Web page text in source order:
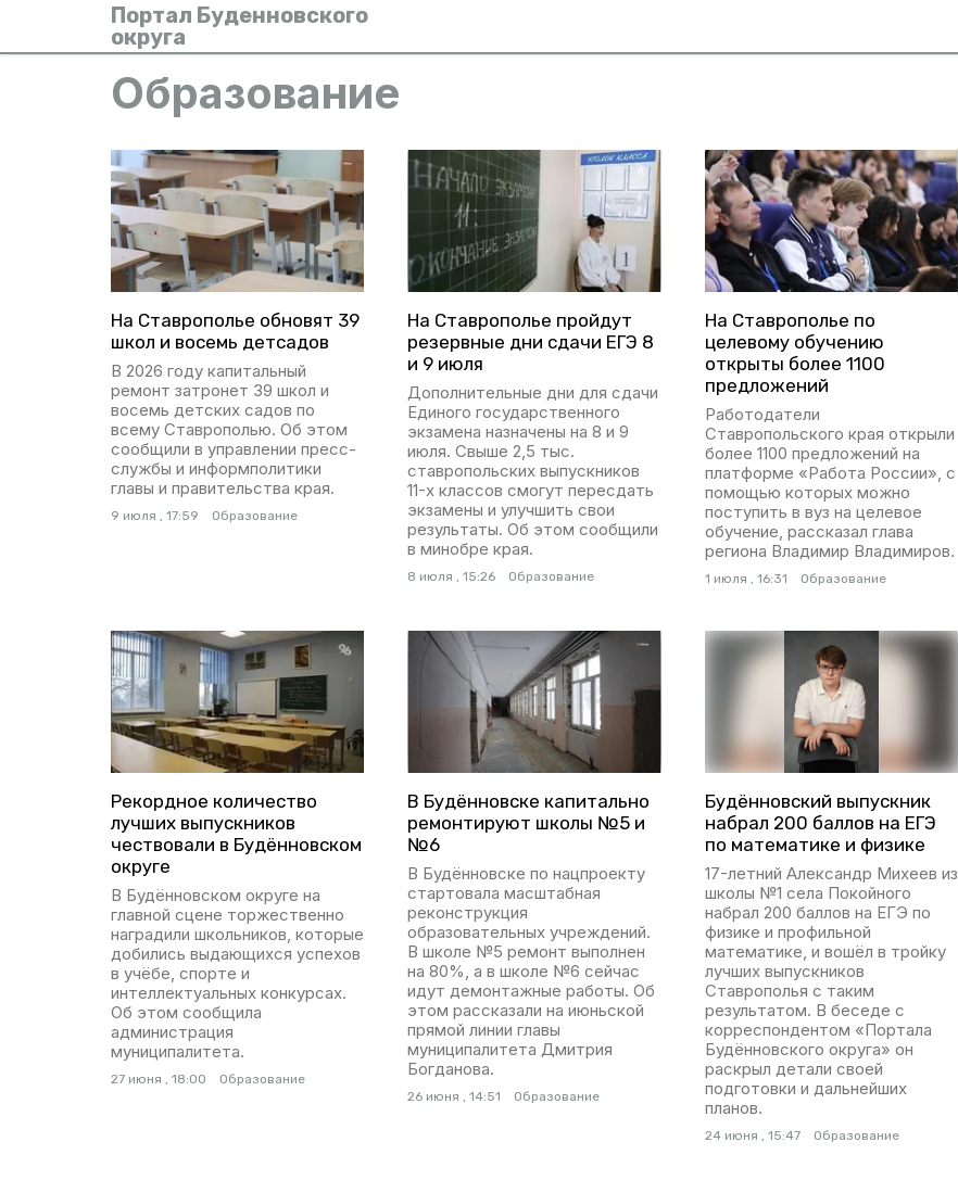
Портал Буденновского
округа
Образование
На Ставрополье обновят 39
школ и восемь детсадов
В 2026 году капитальный
ремонт затронет 39 школ и
восемь детских садов по
всему Ставрополью. Об этом
сообщили в управлении пресс-
службы и информполитики
главы и правительства края.
9 июля , 17:59 Образование
На Ставрополье пройдут
резервные дни сдачи ЕГЭ 8
и 9 июля
Дополнительные дни для сдачи
Единого государственного
экзамена назначены на 8 и 9
июля. Свыше 2,5 тыс.
ставропольских выпускников
11-х классов смогут пересдать
экзамены и улучшить свои
результаты. Об этом сообщили
в минобре края.
8 июля , 15:26 Образование
На Ставрополье по
целевому обучению
открыты более 1100
предложений
Работодатели
Ставропольского края открыли
более 1100 предложений на
платформе «Работа России», с
помощью которых можно
поступить в вуз на целевое
обучение, рассказал глава
региона Владимир Владимиров.
1 июля , 16:31 Образование
Рекордное количество
лучших выпускников
чествовали в Будённовском
округе
В Будённовском округе на
главной сцене торжественно
наградили школьников, которые
добились выдающихся успехов
в учёбе, спорте и
интеллектуальных конкурсах.
Об этом сообщила
администрация
муниципалитета.
27 июня , 18:00 Образование
В Будённовске капитально
ремонтируют школы №5 и
№6
В Будённовске по нацпроекту
стартовала масштабная
реконструкция
образовательных учреждений.
В школе №5 ремонт выполнен
на 80%, а в школе №6 сейчас
идут демонтажные работы. Об
этом рассказали на июньской
прямой линии главы
муниципалитета Дмитрия
Богданова.
26 июня , 14:51 Образование
Будённовский выпускник
набрал 200 баллов на ЕГЭ
по математике и физике
17-летний Александр Михеев из
школы №1 села Покойного
набрал 200 баллов на ЕГЭ по
физике и профильной
математике, и вошёл в тройку
лучших выпускников
Ставрополья с таким
результатом. В беседе с
корреспондентом «Портала
Будённовского округа» он
раскрыл детали своей
подготовки и дальнейших
планов.
24 июня , 15:47 Образование